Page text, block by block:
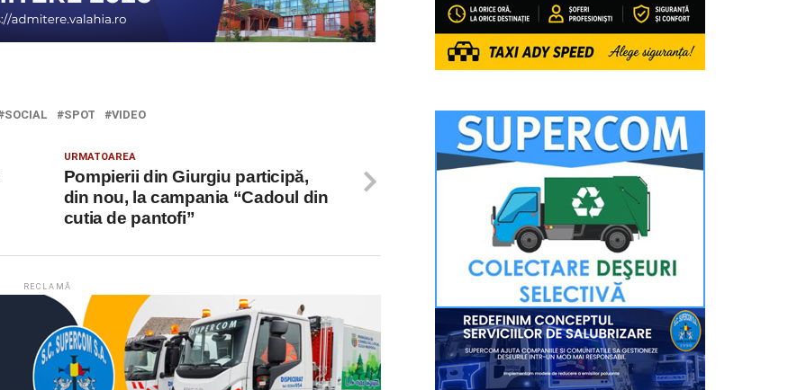
SOCIAL SPOT VIDEO
URMATOAREA
Pompierii din Giurgiu participă,
din nou, la campania “Cadoul din
cutia de pantofi”
RECLAMĂ